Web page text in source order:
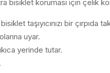
bisiklet koruması için çelik
taşıyıcınızı bir çırpıda
uyar.
yerinde tutar.